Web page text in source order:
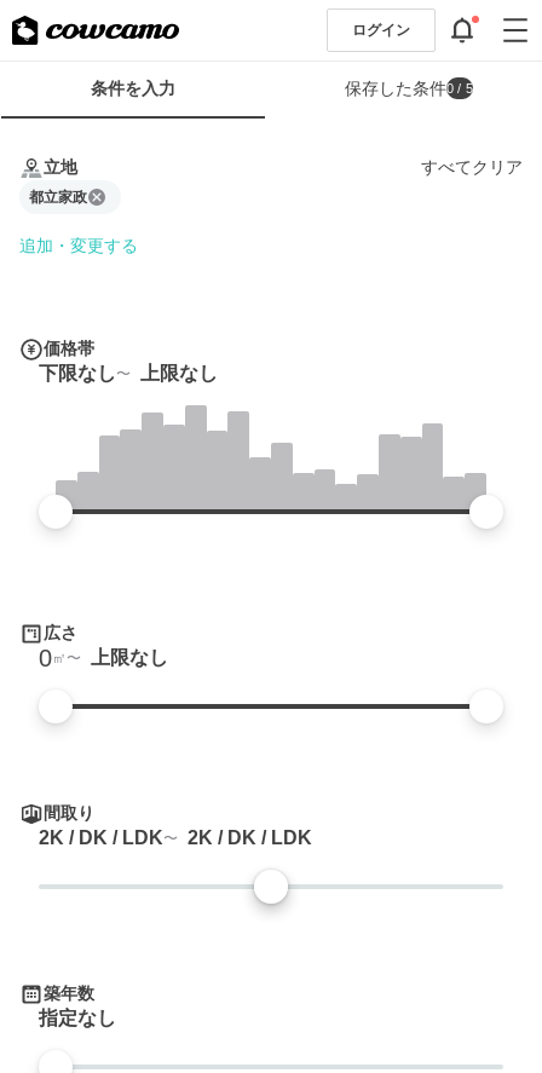
ログイン
条
条件を入力 保存した条件0 / 5
立地 すべてクリア
都立家政
追加・変更する
価格帯
下限なし 上限なし
広さ
0㎡ 上限なし
間取り
2K / DK / LDK 2K / DK / LDK
築年数
指定なし